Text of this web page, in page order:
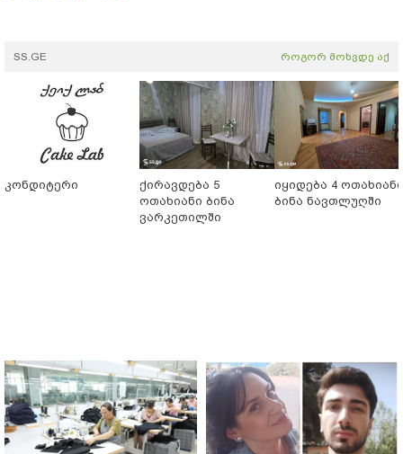
SS.GE როგორ მოხვდე აქ
კონდიტერი
ქირავდება 5
ოთახიანი ბინა
ვარკეთილში
იყიდება 4 ოთახიანი
ბინა ნავთლუღში